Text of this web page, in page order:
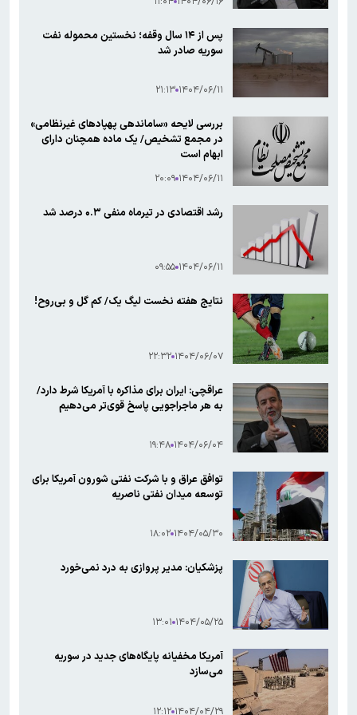
پس از ۱۴ سال وقفه؛ نخستین محموله نفت
سوریه صادر شد
۱۴۰۴/۰۶/۱۱ ۲۱:۱۳
بررسی لایحه «ساماندهی پهپادهای غیرنظامی»
در مجمع تشخیص/ یک ماده همچنان دارای
ابهام است
۱۴۰۴/۰۶/۱۱ ۲۰:۰۹
رشد اقتصادی در تیرماه منفی ۰.۳ درصد شد
۱۴۰۴/۰۶/۱۱ ۰۹:۵۵
نتایج هفته نخست لیگ یک/ کم گل و بی‌روح!
۱۴۰۴/۰۶/۰۷ ۲۲:۳۲
عراقچی: ایران برای مذاکره با آمریکا شرط دارد/
به هر ماجراجویی پاسخ قوی‌تر می‌دهیم
۱۴۰۴/۰۶/۰۴ ۱۹:۴۸
توافق عراق و با شرکت نفتی شورون آمریکا برای
توسعه میدان نفتی ناصریه
۱۴۰۴/۰۵/۳۰ ۱۸:۰۲
پزشکیان: مدیر پروازی به درد نمی‌خورد
۱۴۰۴/۰۵/۲۵ ۱۳:۰۱
آمریکا مخفیانه پایگاه‌های جدید در سوریه
می‌سازد
۱۴۰۴/۰۴/۲۹ ۱۲:۱۲